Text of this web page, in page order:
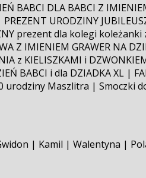
BABCI DLA BABCI Z
URODZINY
prezent dla kolegi koleżanki
Z IMIENIEM GRAWER NA
z KIELISZKAMI i
BABCI i dla DZIADKA XL |
urodziny Maszlitra | Smoczki
| Kamil | Walentyna |